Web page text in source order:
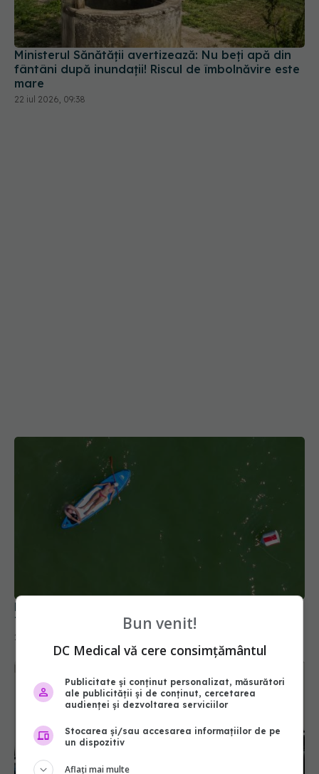
Ministerul Sănătății avertizează: Nu beți apă din
fântâni după inundații! Riscul de îmbolnăvire este
mare
22 iul 2026, 09:38
București și Ilfov intră sub cod roșu de caniculă.
Temperaturile pot ajunge la 41 de grade
28 iun 2026, 14:38
Bun venit!
DC Medical vă cere consimțământul
Publicitate și conținut personalizat, măsurători
ale publicității și de conținut, cercetarea
audienței și dezvoltarea serviciilor
Stocarea și/sau accesarea informațiilor de pe
un dispozitiv
Aflați mai multe